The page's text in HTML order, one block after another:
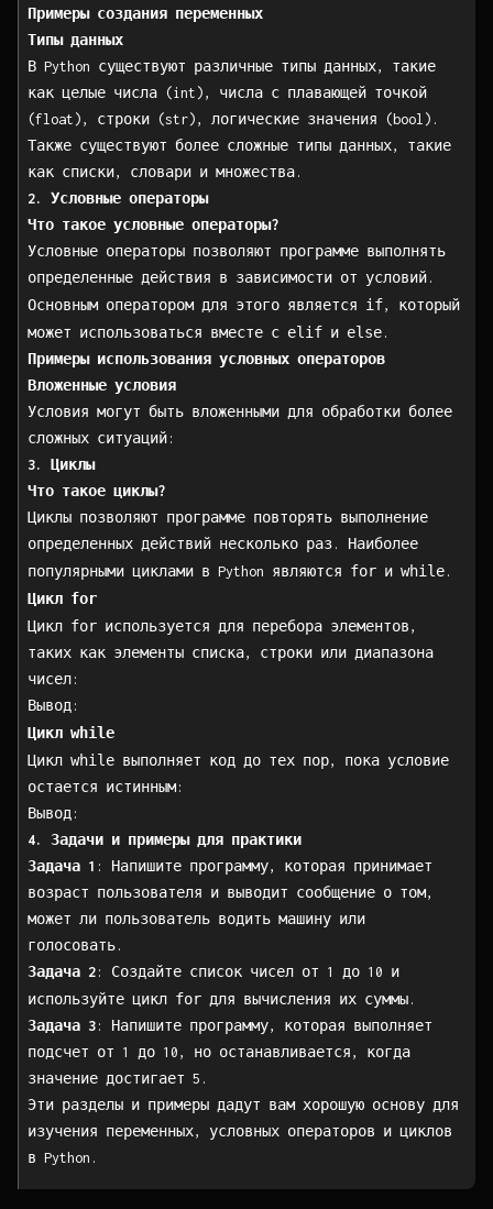
Примеры создания переменных
Типы данных
В Python существуют различные типы данных, такие
как целые числа (int), числа с плавающей точкой
(float), строки (str), логические значения (bool).
Также существуют более сложные типы данных, такие
как списки, словари и множества.
2. Условные операторы
Что такое условные операторы?
Условные операторы позволяют программе выполнять
определенные действия в зависимости от условий.
Основным оператором для этого является if, который
может использоваться вместе с elif и else .
Примеры использования условных операторов
Вложенные условия
Условия могут быть вложенными для обработки более
сложных ситуаций:
3. Циклы
Что такое циклы?
Циклы позволяют программе повторять выполнение
определенных действий несколько раз. Наиболее
популярными циклами в Python являются for и while .
Цикл for
Цикл for используется для перебора элементов,
таких как элементы списка, строки или диапазона
чисел:
Вывод:
Цикл while
Цикл while выполняет код до тех пор, пока условие
остается истинным:
Вывод:
4. Задачи и примеры для практики
Задача 1 : Напишите программу, которая принимает
возраст пользователя и выводит сообщение о том,
может ли пользователь водить машину или
голосовать.
Задача 2 : Создайте список чисел от 1 до 10 и
используйте цикл for для вычисления их суммы.
Задача 3 : Напишите программу, которая выполняет
подсчет от 1 до 10, но останавливается, когда
значение достигает 5.
Эти разделы и примеры дадут вам хорошую основу для
изучения переменных, условных операторов и циклов
в Python.